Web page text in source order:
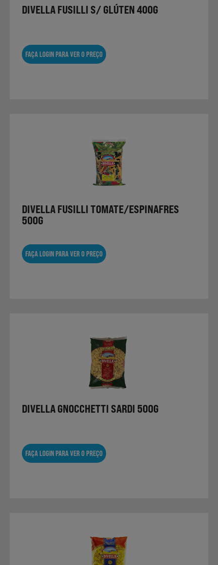
DIVELLA FUSILLI S/ GLÚTEN 400G
FAÇA LOGIN PARA VER O PREÇO
DIVELLA FUSILLI TOMATE/ESPINAFRES
500G
FAÇA LOGIN PARA VER O PREÇO
DIVELLA GNOCCHETTI SARDI 500G
FAÇA LOGIN PARA VER O PREÇO